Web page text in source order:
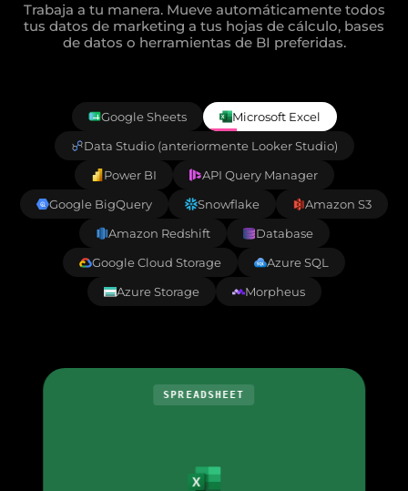
Trabaja a tu manera. Mueve automáticamente todos
tus datos de marketing a tus hojas de cálculo, bases
de datos o herramientas de BI preferidas.
Google Sheets
Microsoft Excel
Data Studio (anteriormente Looker Studio)
Power BI
API Query Manager
Google BigQuery
Snowflake
Amazon S3
Amazon Redshift
Database
Google Cloud Storage
Azure SQL
Azure Storage
Morpheus
SPREADSHEET